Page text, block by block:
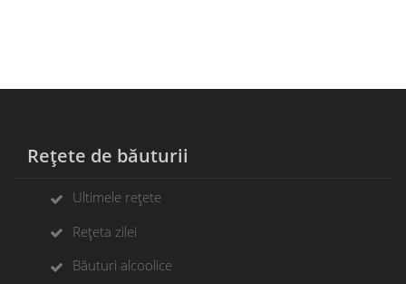
Rețete de băuturii
Ultimele rețete
Rețeta zilei
Băuturi alcoolice